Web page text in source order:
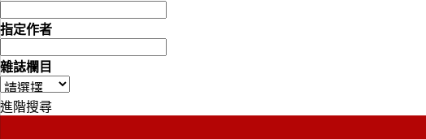
指定作者
雜誌欄目
進階搜尋